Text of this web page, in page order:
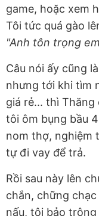
game, hoặc xem
Tôi tức quá gào
"Anh tôn trọng
Câu nói ấy cũng
nhưng tới khi tìm
giá rẻ... thì
tôi ôm bụng bầu
nom thợ, nghiệm
tự đi vay để trả.
Rồi sau này lên
chắn, chững
nấu, tôi bảo